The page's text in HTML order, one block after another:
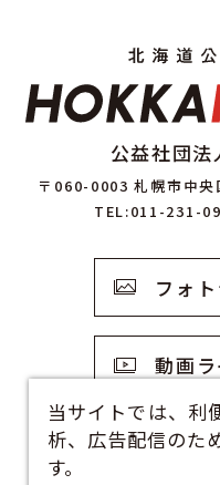
公益社団
〒060-0003 札幌市中
TEL:011-231-
フォ
動画
観光
当サイトでは、利
析、広告配信のた
す。